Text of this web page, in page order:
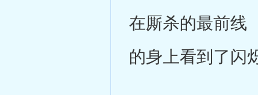
在厮杀的最前
的身上看到了